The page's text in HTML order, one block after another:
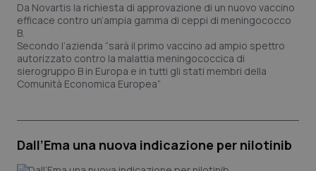
Scienza e Farmaci
Studi e Analisi
Edizioni Regionali
Da Novartis la richiesta di approvazione di un nuovo vaccino
efficace contro un’ampia gamma di ceppi di meningococco
B.
Secondo l’azienda “sarà il primo vaccino ad ampio spettro
autorizzato contro la malattia meningococcica di
sierogruppo B in Europa e in tutti gli stati membri della
Comunità Economica Europea”
Dall’Ema una nuova indicazione per nilotinib